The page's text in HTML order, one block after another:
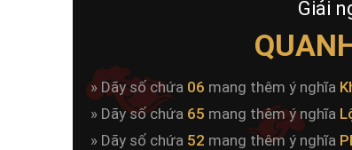
Giải
» Dãy số chứa 06 mang thêm ý nghĩa
» Dãy số chứa 65 mang thêm ý nghĩa
» Dãy số chứa 52 mang thêm ý nghĩa